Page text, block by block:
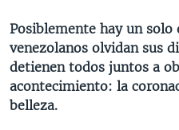
LAS CLAVES
PANORAMA
BUENOS DÍAS AMÉRICA
ESTADOS UNIDOS AL DÍA
EL MUNDO AL DÍA [RADIO]
FORO [RADIO]
Learning English
SÍGANOS
Posiblemente hay un solo
venezolanos olvidan sus
detienen todos juntos a
acontecimiento: la
belleza.